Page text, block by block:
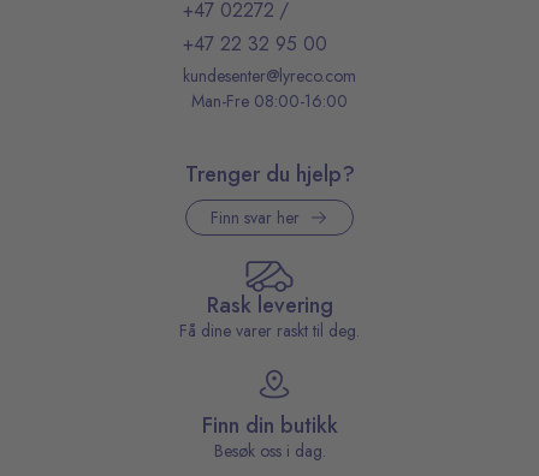
+47 02272 /
+47 22 32 95 00
kundesenter@lyreco.com
Man-Fre 08:00-16:00
Trenger du hjelp?
Finn svar her
Rask levering
Få dine varer raskt til deg.
Finn din butikk
Besøk oss i dag.